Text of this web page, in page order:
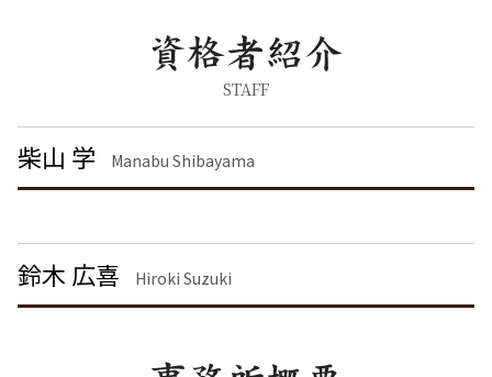
共同親権 制度
離婚 慰謝料請求
離婚 慰謝料払わない
離婚協議
器物破損 慰謝料
器物破損 器物損壊 違い
刑事事件 日本
痴漢 逮捕
脅迫罪 懲役
詐欺罪 時効
労働問題 栃木県 弁護士
離婚 埼玉県 弁護士
企業法務 神奈川県 弁護士
刑事事件 品川区 弁護士
不動産トラブル 栃木県 弁護士
債権回収 茨城県 弁護士
債権回収 神奈川県 弁護士
離婚 茨城県 弁護士
労働問題 千葉県 弁護士
STAFF
柴山 学 Manabu Shibayama
鈴木 広喜 Hiroki Suzuki